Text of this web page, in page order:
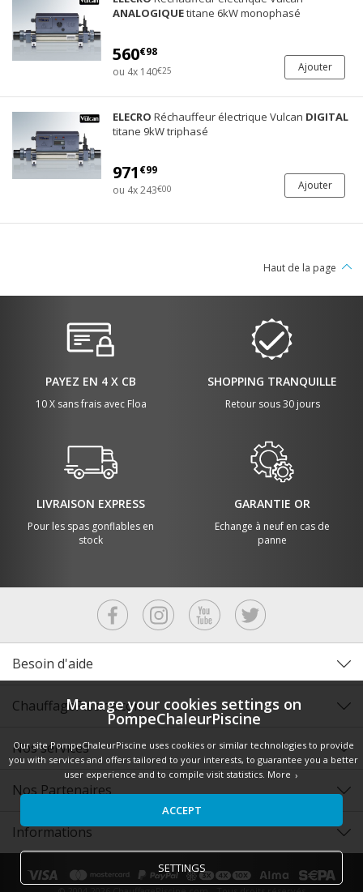
ANALOGIQUEtitane 6kW monophasé
560€98
ou 4x 140€25 Ajouter
ELECRO Réchauffeur électrique Vulcan DIGITAL
titane 9kW triphasé
971 €99
ou 4x 243€00 Ajouter
Haut de la page
PAYEZ EN 4 X CB
10 X sans frais avec Floa
SHOPPING TRANQUILLE
Retour sous 30 jours
LIVRAISON EXPRESS
Pour les spas gonflables en
stock
GARANTIE OR
Echange à neuf en cas de
panne
Besoin d'aide
ChauffagePiscine.com
Nos services
Nos Partenaires
Informations
Manage your cookies settings on
PompeChaleurPiscine
Our site PompeChaleurPiscine uses cookies or similar technologies to provide
you with services and offers tailored to your interests, to guarantee you a better
user experience and to compile visit statistics. More
SETTINGS
ACCEPT